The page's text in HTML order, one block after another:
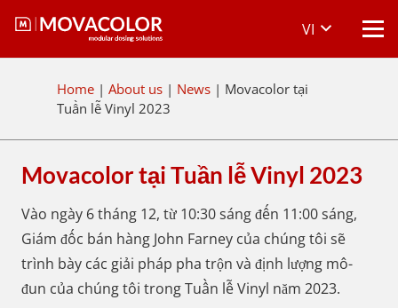
VI
Home | About us | News | Movacolor tại
Tuần lễ Vinyl 2023
Movacolor tại Tuần lễ Vinyl 2023
Vào ngày 6 tháng 12, từ 10:30 sáng đến 11:00 sáng,
Giám đốc bán hàng John Farney của chúng tôi sẽ
trình bày các giải pháp pha trộn và định lượng mô-
đun của chúng tôi trong Tuần lễ Vinyl năm 2023.